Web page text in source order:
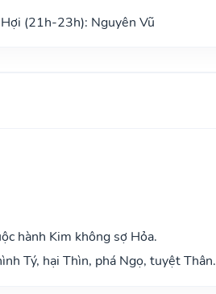
(21h-23h): Nguyên Vũ
hành Kim không sợ Hỏa.
Tý, hại Thìn, phá Ngọ, tuyệt Thân.